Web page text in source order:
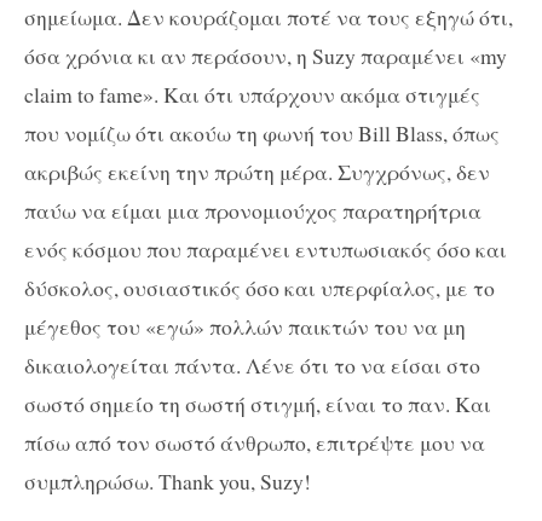
σημείωμα. Δεν κουράζομαι ποτέ να τους εξηγώ ότι,
όσα χρόνια κι αν περάσουν, η Suzy παραμένει «my
claim tofame». Και ότι υπάρχουν ακόμα στιγμές
που νομίζω ότι ακούω τη φωνή του Bill Blass, όπως
ακριβώς εκείνη την πρώτη μέρα. Συγχρόνως, δεν
παύω να είμαι μια προνομιούχος παρατηρήτρια
ενός κόσμου που παραμένει εντυπωσιακός όσο και
δύσκολος, ουσιαστικός όσο και υπερφίαλος, με το
μέγεθος του «εγώ» πολλών παικτών του να μη
δικαιολογείται πάντα. Λένε ότι το να είσαι στο
σωστό σημείο τη σωστή στιγμή, είναι το παν. Και
πίσω από τον σωστό άνθρωπο, επιτρέψτε μου να
συμπληρώσω. Thank you, Suzy!